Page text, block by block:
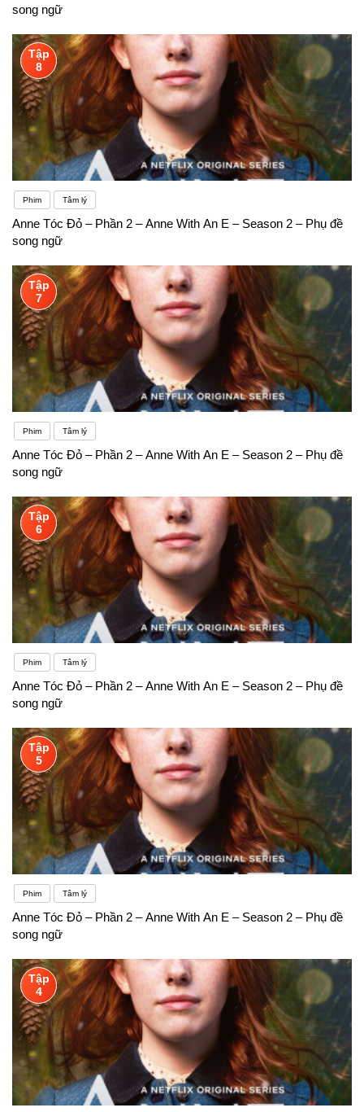
song ngữ
Tập
8
Phim Tâm lý
Anne Tóc Đỏ – Phần 2 – Anne With An E – Season 2 – Phụ đề
song ngữ
Tập
7
Phim Tâm lý
Anne Tóc Đỏ – Phần 2 – Anne With An E – Season 2 – Phụ đề
song ngữ
Tập
6
Phim Tâm lý
Anne Tóc Đỏ – Phần 2 – Anne With An E – Season 2 – Phụ đề
song ngữ
Tập
5
Phim Tâm lý
Anne Tóc Đỏ – Phần 2 – Anne With An E – Season 2 – Phụ đề
song ngữ
Tập
4